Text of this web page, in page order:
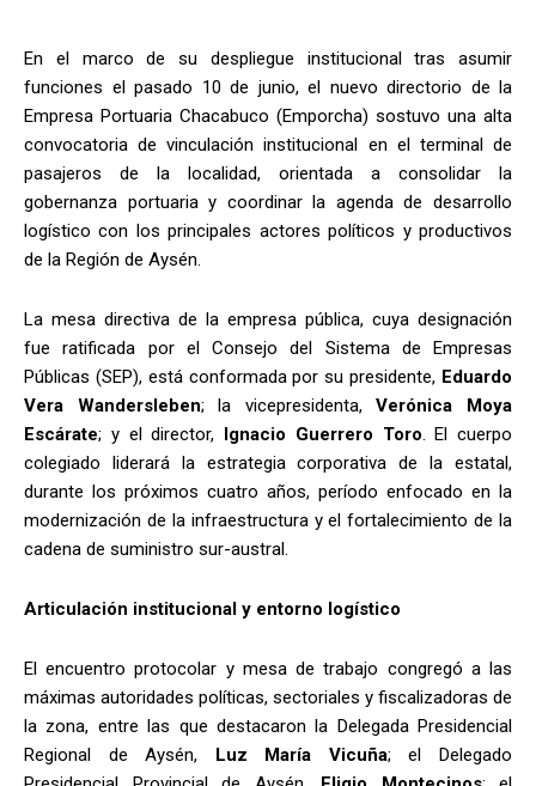
En el marco de su despliegue institucional tras asumir
funciones el pasado 10 de junio, el nuevo directorio de la
Empresa Portuaria Chacabuco (Emporcha) sostuvo una alta
convocatoria de vinculación institucional en el terminal de
pasajeros de la localidad, orientada a consolidar la
gobernanza portuaria y coordinar la agenda de desarrollo
logístico con los principales actores políticos y productivos
de la Región de Aysén.
La mesa directiva de la empresa pública, cuya designación
fue ratificada por el Consejo del Sistema de Empresas
Públicas (SEP), está conformada por su presidente, Eduardo
Vera Wandersleben; la vicepresidenta,Verónica Moya
Escárate; y el director, Ignacio Guerrero Toro. El cuerpo
colegiado liderará la estrategia corporativa de la estatal,
durante los próximos cuatro años, período enfocado en la
modernización de la infraestructura y el fortalecimiento de la
cadena de suministro sur-austral.
Articulación institucional y entorno logístico
El encuentro protocolar y mesa de trabajo congregó a las
máximas autoridades políticas, sectoriales y fiscalizadoras de
la zona, entre las que destacaron la Delegada Presidencial
Regional de Aysén,
Luz María Vicuña; el Delegado